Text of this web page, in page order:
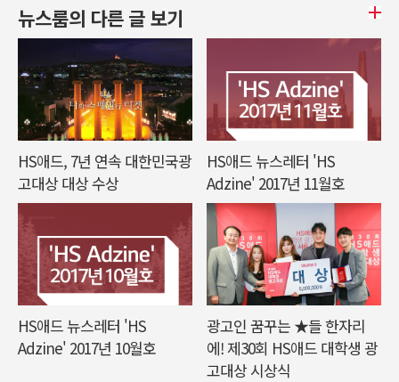
뉴스룸의 다른 글 보기
HS애드, 7년 연속 대한민국광
고대상 대상 수상
HS애드 뉴스레터 'HS
Adzine' 2017년 11월호
HS애드 뉴스레터 'HS
Adzine' 2017년 10월호
광고인 꿈꾸는 ★들 한자리
에! 제30회 HS애드 대학생 광
고대상 시상식